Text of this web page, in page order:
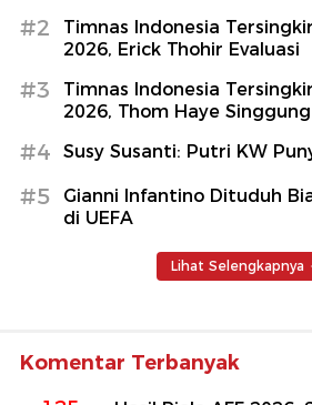
#2
Timnas Indonesia
2026, Erick Thohir Evaluasi
#3
Timnas Indonesia
2026, Thom Haye
#4 Susy Susanti: Putri KW
#5
Gianni Infantino Dituduh
di UEFA
Lihat Selengkapnya
Komentar Terbanyak